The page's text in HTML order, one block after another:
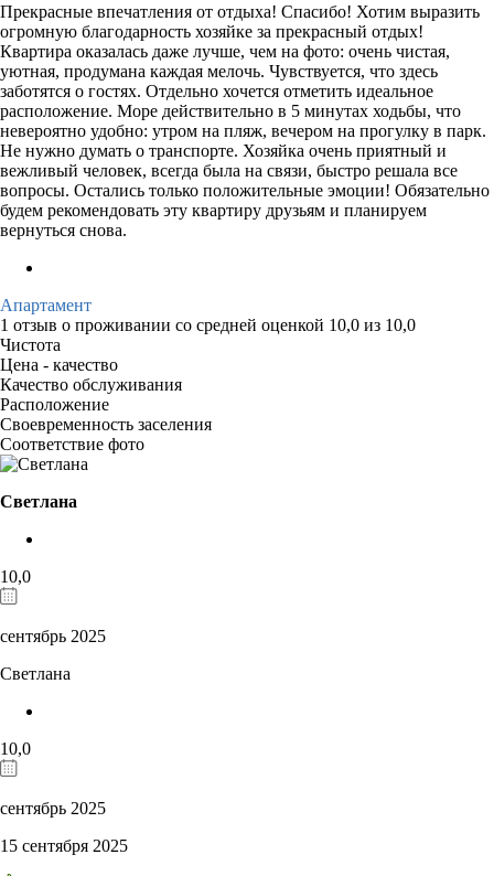
Прекрасные впечатления от отдыха! Спасибо! Хотим выразить
огромную благодарность хозяйке за прекрасный отдых!
Квартира оказалась даже лучше, чем на фото: очень чистая,
уютная, продумана каждая мелочь. Чувствуется, что здесь
заботятся о гостях. Отдельно хочется отметить идеальное
расположение. Море действительно в 5 минутах ходьбы, что
невероятно удобно: утром на пляж, вечером на прогулку в парк.
Не нужно думать о транспорте. Хозяйка очень приятный и
вежливый человек, всегда была на связи, быстро решала все
вопросы. Остались только положительные эмоции! Обязательно
будем рекомендовать эту квартиру друзьям и планируем
вернуться снова.
Апартамент
1 отзыв о проживании со средней оценкой 10,0 из 10,0
Чистота
Цена - качество
Качество обслуживания
Расположение
Своевременность заселения
Соответствие фото
Светлана
10,0
сентябрь 2025
Светлана
10,0
сентябрь 2025
15 сентября 2025